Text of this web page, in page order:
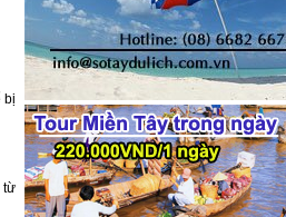
bị
từ